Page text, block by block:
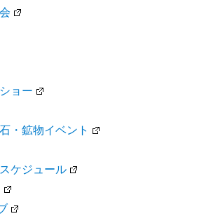
ョー
・鉱物イベント
ケジュール